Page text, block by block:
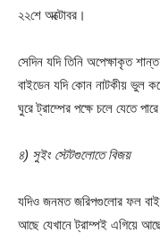
২২শে অক্টোবর।
সেদিন যদি তিনি অপেক্ষাকৃত
বাইডেন যদি কোন নাটকীয় ভুল
ঘুরে ট্রাম্পের পক্ষে চলে যেতে
৪) সুইং স্টেটগুলোতে বিজয়
যদিও জনমত জরিপগুলোর ফল
আছে যেখানে ট্রাম্পই এগিয়ে